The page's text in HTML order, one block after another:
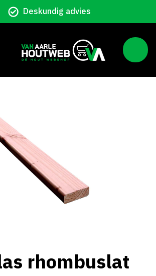
Deskundig advies
rhombuslat